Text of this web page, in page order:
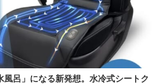
呂」になる新発想。水冷式シートク